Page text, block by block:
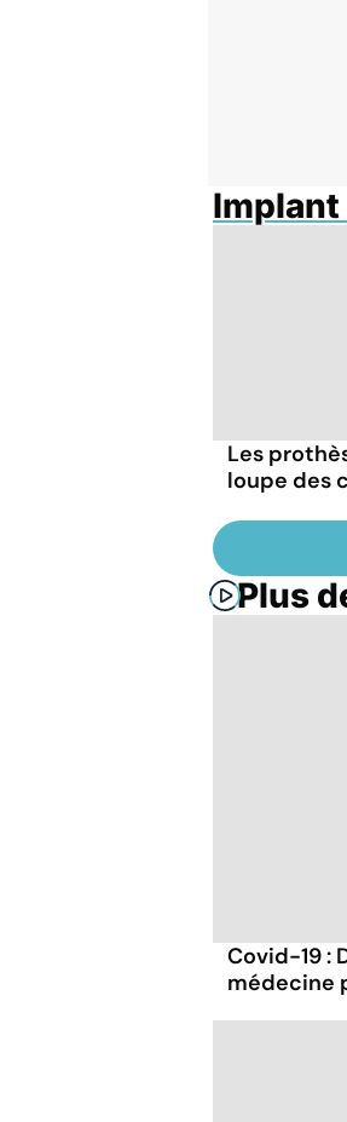
Implant
Les
loupe des
Plus
Covid-19 :
médecine